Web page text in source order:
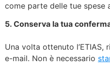
come parte delle tue spese
5. Conserva la tua
Una volta ottenuto l’ETIAS,
e-mail. Non è necessario